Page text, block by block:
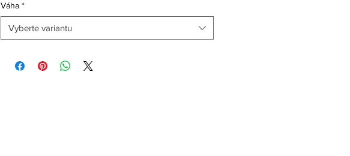
Váha *
Vyberte variantu